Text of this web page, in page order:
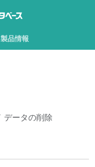
製品情報
データの削除